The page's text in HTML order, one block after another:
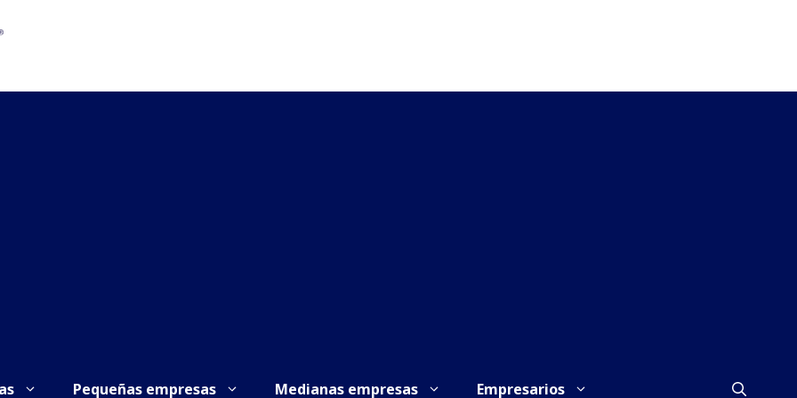
Pequeñas empresas Medianas empresas Empresarios